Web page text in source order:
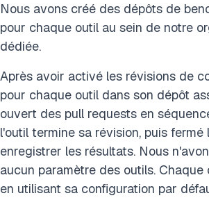
Nous avons créé des dépôts de
pour chaque outil au sein de notre
dédiée.
Après avoir activé les révisions de
pour chaque outil dans son dépôt
ouvert des pull requests en
l'outil termine sa révision, puis fermé
enregistrer les résultats. Nous
aucun paramètre des outils.
en utilisant sa configuration par